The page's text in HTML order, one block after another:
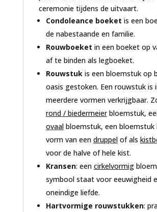
ceremonie tijdens de uitvaart.
Condoleance boeket is een
de nabestaande en familie.
Rouwboeket in een boeket op
af te binden als legboeket.
Rouwstukis een bloemstuk op
oasis gestoken. Een rouwstuk is
meerdere vormen verkrijgbaar.
rond / biedermeierbloemstuk,
ovaalbloemstuk, een bloemstuk
vorm van een druppelof als
voor de halve of hele kist.
Kransen: een cirkelvormig
symbool staat voor eeuwigheid
oneindige liefde.
Hartvormige rouwstukken: